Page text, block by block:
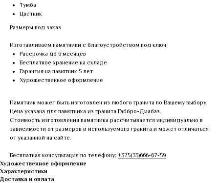
Тумба
Цветник
Размеры под заказ
Изготавливаем памятники с благоустройством под ключ:
Рассрочка до 6 месяцев
Бесплатное хранение на складе
Гарантия на памятник 5 лет
Художественное оформление
Памятник может быть изготовлен из любого гранита по Вашему выбору.
Цена указана для памятника из гранита Габбро-Диабаз.
Стоимость изготовления памятника рассчитывается индивидуально в
зависимости от размеров и используемого гранита и может отличаться
от указанной на сайте.
Бесплатная консультация по телефону: +375(33)666-67-59
Художественное оформление
Характеристики
Доставка и оплата